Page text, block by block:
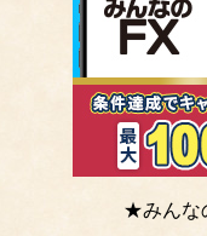
★みんな